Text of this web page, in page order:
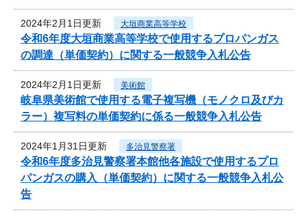
2024年2月1日更新 大垣商業高等学校
令和6年度大垣商業高等学校で使用するプロパンガス
の調達（単価契約）に関する一般競争入札公告
2024年2月1日更新 美術館
岐阜県美術館で使用する電子複写機（モノクロ及びカ
ラー）複写料の単価契約に係る一般競争入札公告
2024年1月31日更新 多治見警察署
令和6年度多治見警察署本館他各施設で使用するプロ
パンガスの購入（単価契約）に関する一般競争入札公
告